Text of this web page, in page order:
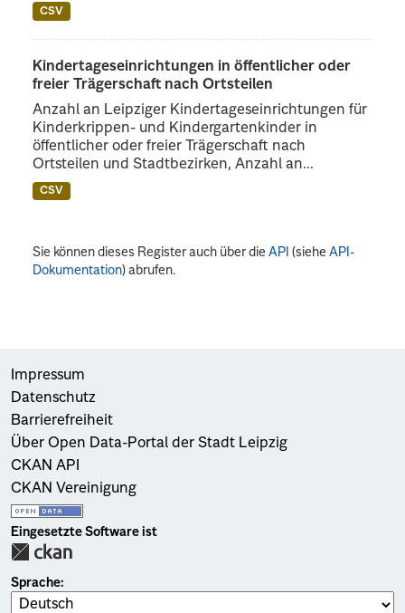
CSV
Kindertageseinrichtungen in öffentlicher oder
freier Trägerschaft nach Ortsteilen
Anzahl an Leipziger Kindertageseinrichtungen für
Kinderkrippen- und Kindergartenkinder in
öffentlicher oder freier Trägerschaft nach
Ortsteilen und Stadtbezirken, Anzahl an...
CSV
Sie können dieses Register auch über dieAPI (sieheAPI-
Dokumentation) abrufen.
Impressum
Datenschutz
Barrierefreiheit
Über Open Data-Portal der Stadt Leipzig
CKAN API
CKAN Vereinigung
Eingesetzte Software ist
Sprache